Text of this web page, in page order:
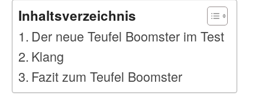
Inhaltsverzeichnis
Der neue Teufel Boomster im Test
Klang
Fazit zum Teufel Boomster